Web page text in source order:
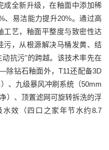
成全新升级，在釉面中添加稀
、易洁能力提升20%。通过高
工艺，釉面平整度与致密性达
污，从根源解决马桶发黄、结
抗污"的跨越。该技术率先在
钻石釉面外，T11还配备3D
、九级暴风冲刷系统（50mm
）、顶置滤网可旋转拆洗的浮
效（四口之家年节水约8.7